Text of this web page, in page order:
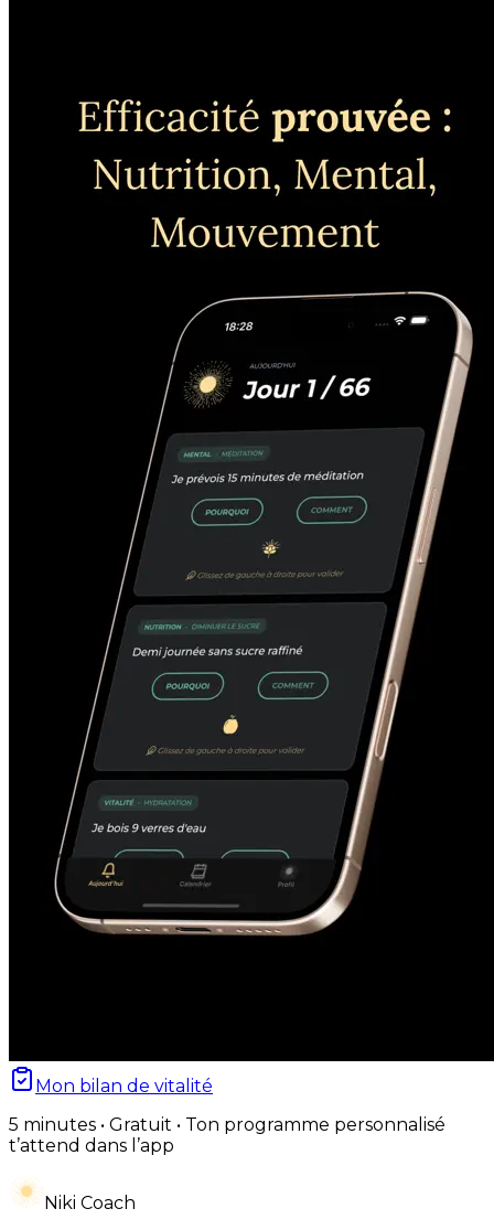
Mon bilan de vitalité
5 minutes • Gratuit • Ton programme personnalisé
t’attend dans l’app
Niki Coach